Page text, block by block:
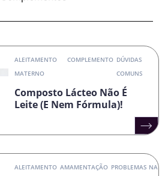
ALEITAMENTO
MATERNO
COMPLEMENTO DÚVIDAS
COMUNS
Composto Lácteo Não É
Leite (e Nem Fórmula)!
ALEITAMENTO AMAMENTAÇÃO PROBLEMAS NA